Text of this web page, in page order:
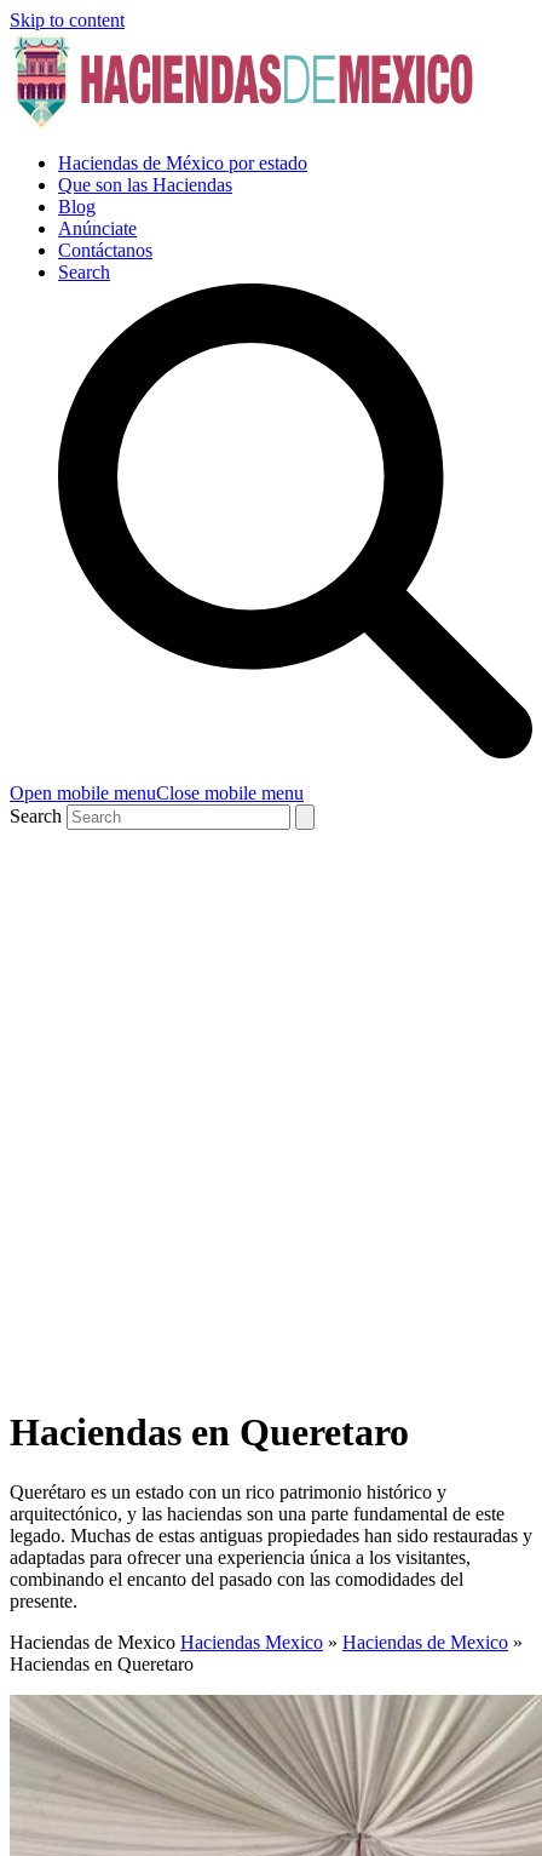
Skip to content
Haciendas de México por estado
Que son las Haciendas
Blog
Anúnciate
Contáctanos
Search
Open mobile menuClose mobile menu
Search
Haciendas en Queretaro
Querétaro es un estado con un rico patrimonio histórico y
arquitectónico, y las haciendas son una parte fundamental de este
legado. Muchas de estas antiguas propiedades han sido restauradas y
adaptadas para ofrecer una experiencia única a los visitantes,
combinando el encanto del pasado con las comodidades del
presente.
Haciendas de Mexico Haciendas Mexico » Haciendas de Mexico »
Haciendas en Queretaro